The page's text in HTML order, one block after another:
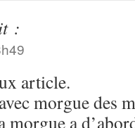
:
article.
morgue des
morgue a